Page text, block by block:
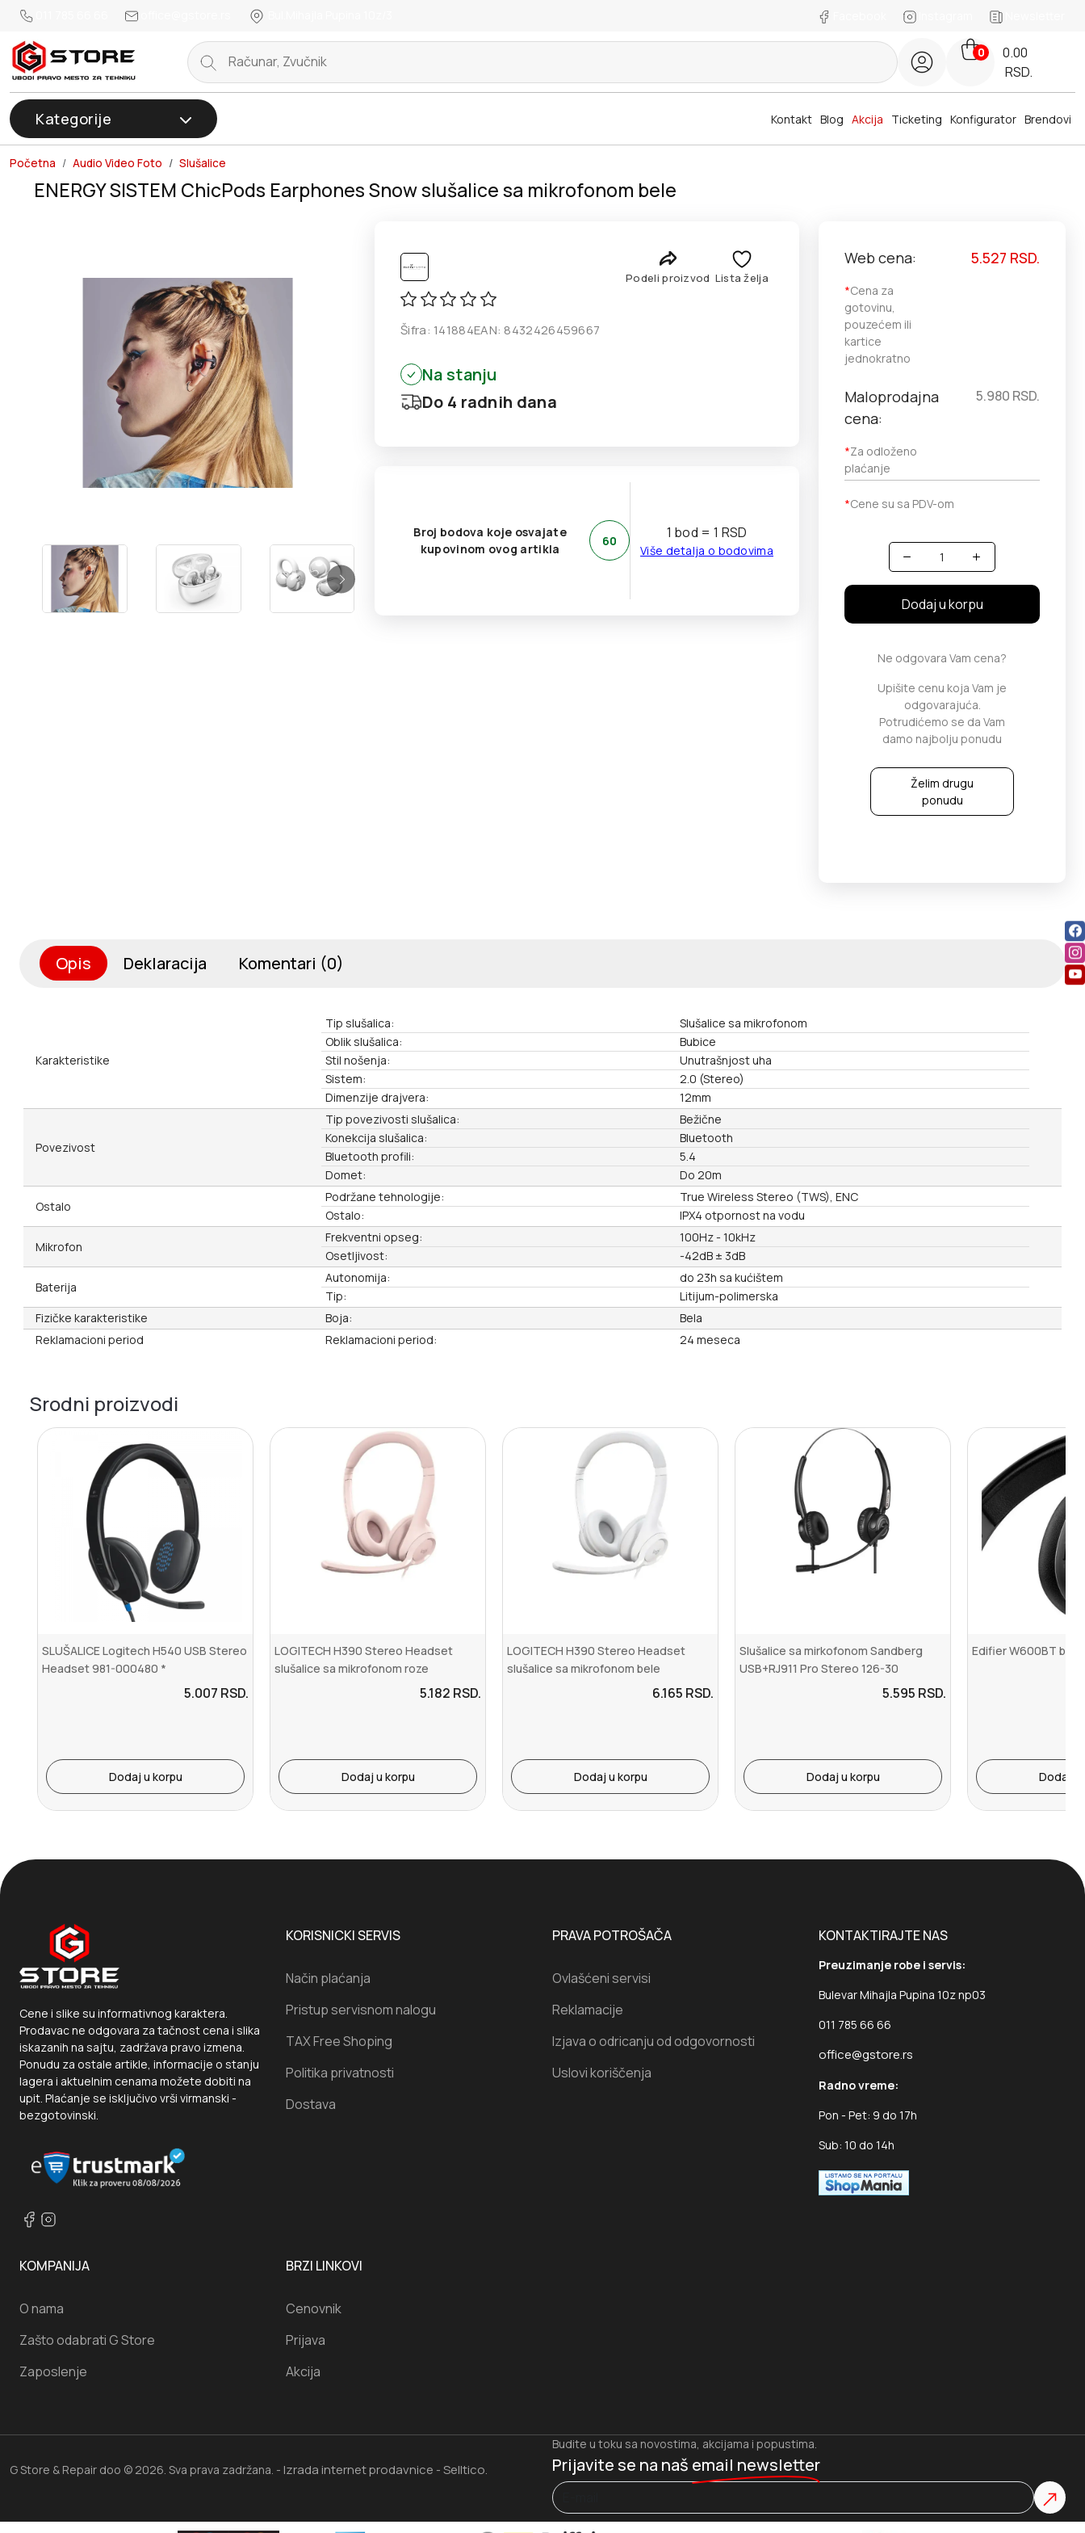
Instagram Newsletter
0
0.00
RSD.
Kategorije Brendovi
Blog Akcija
Kontakt Ticketing Konfigurator
Početna Audio Video Foto Slušalice
ENERGY SISTEM ChicPods Earphones Snow slušalice sa mikrofonom bele
Podeli proizvod Lista želja
Šifra: 141884EAN: 8432426459667
Na stanju
Do 4 radnih dana
Broj bodova koje osvajate
kupovinom ovog artikla
60 1 bod = 1 RSD
Više detalja o bodovima
Web cena:
*Cena za
gotovinu,
pouzećem ili
kartice
jednokratno
5.527 RSD.
Maloprodajna
cena:
*Za odloženo
plaćanje
5.980 RSD.
*Cene su sa PDV-om
Količina
Dodaj u korpu
Ne odgovara Vam cena?
Upišite cenu koja Vam je
odgovarajuća.
Potrudićemo se da Vam
damo najbolju ponudu
Želim drugu
ponudu
Opis Deklaracija Komentari (0)
Karakteristike
Tip slušalica:
Slušalice sa mikrofonom
Oblik slušalica:
Bubice
Stil nošenja:
Unutrašnjost uha
Sistem:
2.0 (Stereo)
Dimenzije drajvera:
12mm
Povezivost
Tip povezivosti slušalica:
Bežične
Konekcija slušalica:
Bluetooth
Bluetooth profili:
5.4
Domet:
Do 20m
Ostalo
Podržane tehnologije:
True Wireless Stereo (TWS), ENC
Ostalo:
IPX4 otpornost na vodu
Mikrofon
Frekventni opseg:
100Hz - 10kHz
Osetljivost:
-42dB ± 3dB
Baterija
Autonomija:
do 23h sa kućištem
Tip:
Litijum-polimerska
Fizičke karakteristike
Boja:
Bela
Reklamacioni period
Reklamacioni period: 24 meseca
Srodni proizvodi
SLUŠALICE Logitech H540 USB Stereo
Headset 981-000480 *
5.007 RSD.
Dodaj u korpu
LOGITECH H390 Stereo Headset
slušalice sa mikrofonom roze
5.182 RSD.
Dodaj u korpu
LOGITECH H390 Stereo Headset
slušalice sa mikrofonom bele
6.165 RSD.
Dodaj u korpu
Slušalice sa mirkofonom Sandberg
USB+RJ911 Pro Stereo 126-30
5.595 RSD.
Dodaj u korpu
Edifier W600BT
Dodaj u
Cene i slike su informativnog karaktera.
Prodavac ne odgovara za tačnost cena i slika
iskazanih na sajtu, zadržava pravo izmena.
Ponudu za ostale artikle, informacije o stanju
lagera i aktuelnim cenama možete dobiti na
upit. Plaćanje se isključivo vrši virmanski -
bezgotovinski.
KORISNICKI SERVIS
Način plaćanja
Pristup servisnom nalogu
TAX Free Shoping
Politika privatnosti
Dostava
PRAVA POTROŠAČA
Ovlašćeni servisi
Reklamacije
Izjava o odricanju od odgovornosti
Uslovi koriščenja
KONTAKTIRAJTE NAS
Preuzimanje robe i servis:
Bulevar Mihajla Pupina 10z np03
011 785 66 66
office@gstore.rs
Radno vreme:
Pon - Pet: 9 do 17h
Sub: 10 do 14h
KOMPANIJA
O nama
Zašto odabrati G Store
Zaposlenje
BRZI LINKOVI
Cenovnik
Prijava
Akcija
G Store & Repair doo © 2026. Sva prava zadržana. - Izrada internet prodavnice - Selltico.
Budite u toku sa novostima, akcijama i popustima.
Prijavite se na naš email newsletter